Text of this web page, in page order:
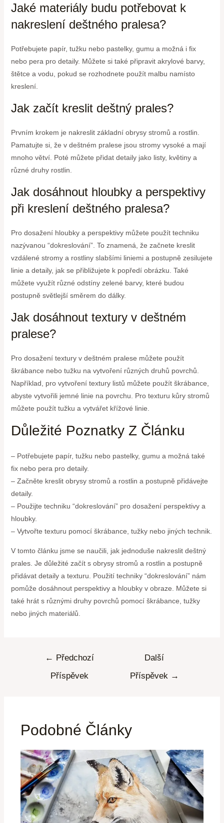
Jaké materiály budu potřebovat k
nakreslení deštného pralesa?
Potřebujete papír, tužku nebo pastelky, gumu a možná i fix
nebo pera pro detaily. Můžete si také připravit akrylové barvy,
štětce a vodu, pokud se rozhodnete použít malbu namísto
kreslení.
Jak začít kreslit deštný prales?
Prvním krokem je nakreslit základní obrysy stromů a rostlin.
Pamatujte si, že v deštném pralese jsou stromy vysoké a mají
mnoho větví. Poté můžete přidat detaily jako listy, květiny a
různé druhy rostlin.
Jak dosáhnout hloubky a perspektivy
při kreslení deštného pralesa?
Pro dosažení hloubky a perspektivy můžete použít techniku
nazývanou “dokreslování”. To znamená, že začnete kreslit
vzdálené stromy a rostliny slabšími liniemi a postupně zesilujete
linie a detaily, jak se přibližujete k popředí obrázku. Také
můžete využít různé odstíny zelené barvy, které budou
postupně světlejší směrem do dálky.
Jak dosáhnout textury v deštném
pralese?
Pro dosažení textury v deštném pralese můžete použít
škrábance nebo tužku na vytvoření různých druhů povrchů.
Například, pro vytvoření textury listů můžete použít škrábance,
abyste vytvořili jemné linie na povrchu. Pro texturu kůry stromů
můžete použít tužku a vytvářet křížové linie.
Důležité Poznatky Z Článku
– Potřebujete papír, tužku nebo pastelky, gumu a možná také
fix nebo pera pro detaily.
– Začněte kreslit obrysy stromů a rostlin a postupně přidávejte
detaily.
– Použijte techniku “dokreslování” pro dosažení perspektivy a
hloubky.
– Vytvořte texturu pomocí škrábance, tužky nebo jiných technik.
V tomto článku jsme se naučili, jak jednoduše nakreslit deštný
prales. Je důležité začít s obrysy stromů a rostlin a postupně
přidávat detaily a texturu. Použití techniky “dokreslování” nám
pomůže dosáhnout perspektivy a hloubky v obraze. Můžete si
také hrát s různými druhy povrchů pomocí škrábance, tužky
nebo jiných materiálů.
← Předchozí
Příspěvek
Další
Příspěvek →
Podobné Články